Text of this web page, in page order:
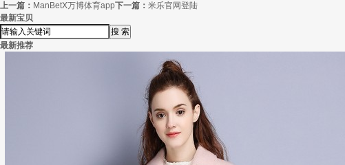
上一篇： ManBetX万博体育app下一篇： 米乐官网登陆
最新宝贝
最新推荐